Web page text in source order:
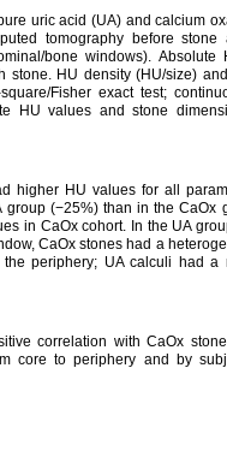
uric acid (UA) and calcium
tomography before stone
bone windows). Absolute
HU density (HU/size)
Fisher exact test;
HU values and stone
higher HU values for all
(−25%) than in the CaOx
in CaOx cohort. In the UA
CaOx stones had a
periphery; UA calculi had a
correlation with CaOx
core to periphery and by